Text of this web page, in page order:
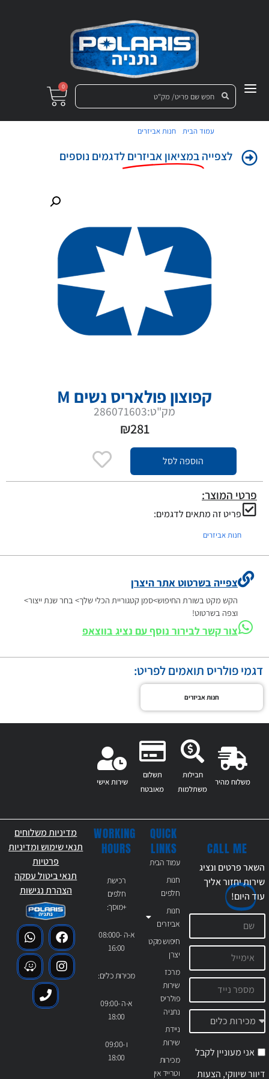
0
עמוד הבית /חנות אביזרים
לצפייהבמציאון אביזרים לדגמים נוספים
קפוצון פולאריס נשים M
מק"ט:286071603
₪281
הוספה לסל
פרטי המוצר:
פריט זה מתאים לדגמים:
חנות אביזרים
צפייה בשרטוט אתר היצרן
הקש מקט בשורת החיפוש>סמן קטגוריית הכלי שלך> בחר שנת ייצור>
וצפה בשרטוט!
צור קשר לבירור נוסף עם נציג בווצאפ
דגמי פולריס תואמים לפריט:
חנות אביזרים
משלוח מהיר
חבילות
משתלמות
תשלום
מאובטח
שירות אישי
QUICK
LINKS
עמוד הבית
חנות
חלפים
חנות
אביזרים
חיפוש מקט
יצרן
מרכז
שירות
פולריס
נתניה
ניידת
שירות
מכירות
וטרייד אין
WORKING
HOURS
רכישת
חלפים
+מוסך:
א-ה 08:000-
16:00
מכירות כלים:
א-ה 09:00-
18:00
ו 09:00-
18:00
CALL ME
השאר פרטים ונציג
שירות יחזור אליך
עודהיום!
אני מעוניין לקבל
דיוור שיווקי, הצעות
מדיניות משלוחים
תנאי שימוש ומדיניות
פרטיות
תנאי ביטול עסקה
הצהרת נגישות